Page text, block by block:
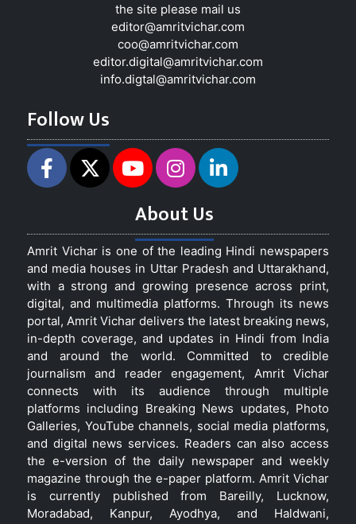
the site please mail us
editor@amritvichar.com
coo@amritvichar.com
editor.digital@amritvichar.com
info.digtal@amritvichar.com
Follow Us
About Us
Amrit Vichar is one of the leading Hindi newspapers
and media houses in Uttar Pradesh and Uttarakhand,
with a strong and growing presence across print,
digital, and multimedia platforms. Through its news
portal, Amrit Vichar delivers the latest breaking news,
in-depth coverage, and updates in Hindi from India
and around the world. Committed to credible
journalism and reader engagement, Amrit Vichar
connects with its audience through multiple
platforms including Breaking News updates, Photo
Galleries, YouTube channels, social media platforms,
and digital news services. Readers can also access
the e-version of the daily newspaper and weekly
magazine through the e-paper platform. Amrit Vichar
is currently published from Bareilly, Lucknow,
Moradabad, Kanpur, Ayodhya, and Haldwani,